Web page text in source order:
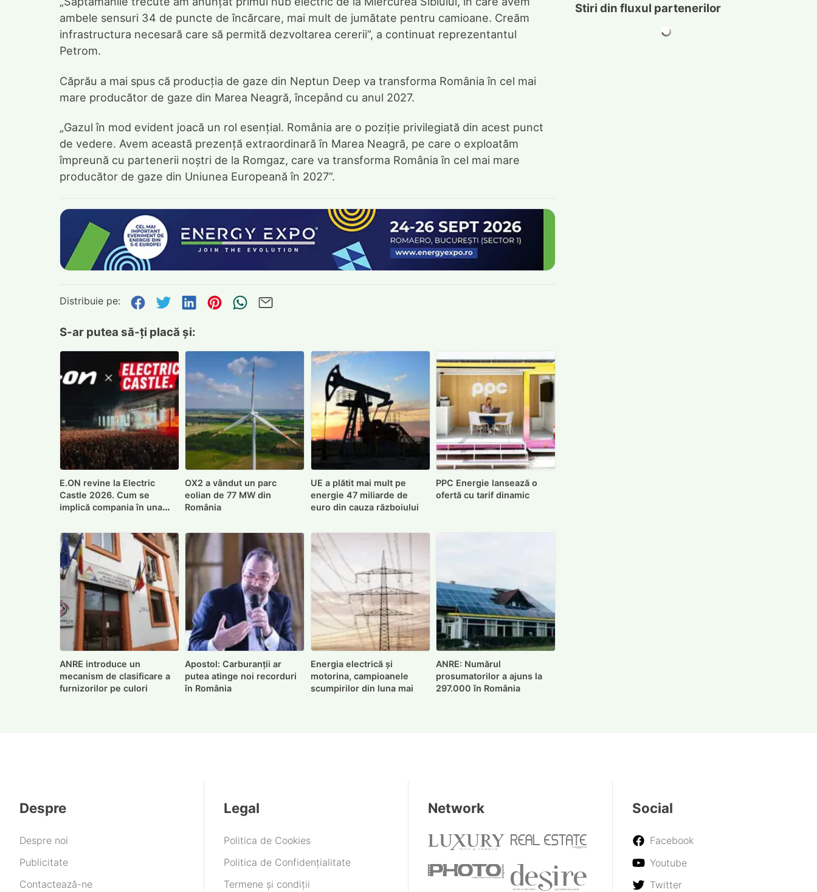
ambele sensuri 34 de puncte de încărcare, mai mult de jumătate pentru camioane. Creăm
infrastructura necesară care să permită dezvoltarea cererii”, a continuat reprezentantul
Petrom.
Căprău a mai spus că producția de gaze din Neptun Deep va transforma România în cel mai
mare producător de gaze din Marea Neagră, începând cu anul 2027.
„Gazul în mod evident joacă un rol esențial. România are o poziție privilegiată din acest punct
de vedere. Avem această prezență extraordinară în Marea Neagră, pe care o exploatăm
împreună cu partenerii noștri de la Romgaz, care va transforma România în cel mai mare
producător de gaze din Uniunea Europeană în 2027”.
Distribuie pe: Distribuie pe Facebook
Distribuie pe Twitter
Distribuie pe LinkedIn
Distribuie pe Pinterest
Trimite prin whatsapp
S-ar putea să-ți placă și:
E.ON revine la Electric
Castle 2026. Cum se
implică compania în una
inițiative de sustenabilitate
ale festivalului
OX2 a vândut un parc
eolian de 77 MW din
România
UE a plătit mai mult pe
energie 47 miliarde de
euro din cauza războiului
PPC Energie lansează o
ofertă cu tarif dinamic
ANRE introduce un
mecanism de clasificare a
furnizorilor pe culori
Apostol: Carburanții ar
putea atinge noi recorduri
în România
Energia electrică și
motorina, campioanele
scumpirilor din luna mai
ANRE: Numărul
prosumatorilor a ajuns la
297.000 în România
Stiri din fluxul partenerilor
Despre
Despre noi
Publicitate
Contactează-ne
Legal
Politica de Cookies
Politica de Confidențialitate
Termene și condiții
Network Social
Facebook
Youtube
Twitter